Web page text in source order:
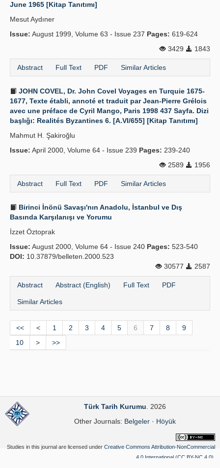
June 1965 [Kitap Tanıtımı]
Mesut Aydıner
Issue: August 1999, Volume 63 - Issue 237 Pages: 619-624
3429
1843
Abstract Full Text PDF Similar Articles
JOHN COVEL, Dr. John Covel Voyages en Turquie 1675-
1677, Texte établi, annoté et traduit par Jean-Pierre Grélois
avec une préface de Cyril Mango, Paris 1998 437 Sayfa. Dizi
başlığı: Realités Byzantines 6. [A.VI/655] [Kitap Tanıtımı]
Mahmut H. Şakiroğlu
Issue: April 2000, Volume 64 - Issue 239 Pages: 239-240
2589
1956
Abstract Full Text PDF Similar Articles
Birinci İnönü Savaşı'nın Anadolu, İstanbul ve Dış
Basında Karşılanışı ve Yorumu
İzzet Öztoprak
Issue: August 2000, Volume 64 - Issue 240 Pages: 523-540
DOI: 10.37879/belleten.2000.523
30577
2587
Abstract Abstract (English) Full Text PDF
Similar Articles
<< < 1 2 3 4 5 6 7 8
9
10
> >>
Türk Tarih Kurumu . 2026
Other Journals: Belgeler· Höyük
Studies in this journal are licensed under Creative Commons Attribution-NonCommercial
4.0 International (CC BY-NC 4.0)